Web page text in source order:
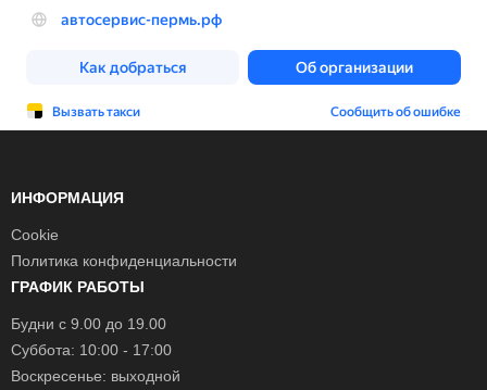
ИНФОРМАЦИЯ
Cookie
Политика конфиденциальности
ГРАФИК РАБОТЫ
Будни с 9.00 до 19.00
Суббота: 10:00 - 17:00
Воскресенье: выходной